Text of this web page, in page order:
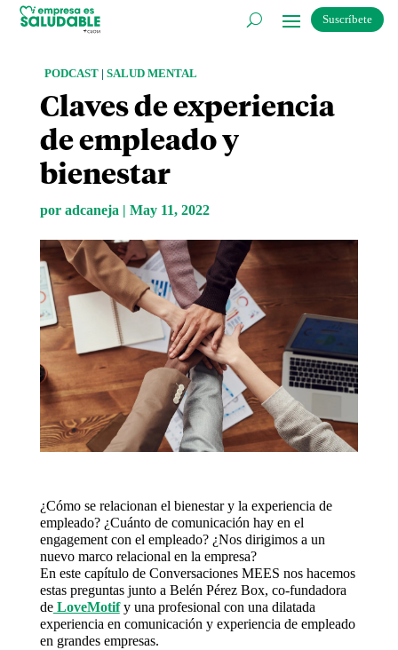
Suscríbete
PODCAST| SALUD MENTAL
Claves de experiencia
de empleado y
bienestar
por adcaneja | May 11, 2022
¿Cómo se relacionan el bienestar y la experiencia de
empleado? ¿Cuánto de comunicación hay en el
engagement con el empleado? ¿Nos dirigimos a un
nuevo marco relacional en la empresa?
En este capítulo de Conversaciones MEES nos hacemos
estas preguntas junto a Belén Pérez Box, co-fundadora
deLoveMotify una profesional con una dilatada
experiencia en comunicación y experiencia de empleado
en grandes empresas.